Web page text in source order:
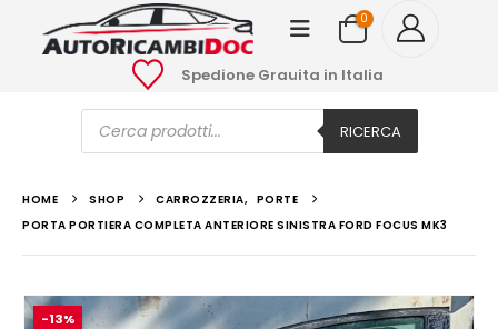
0
Spedione Grauita in Italia
Ricerca
prodotti RICERCA
HOME SHOP CARROZZERIA, PORTE
PORTA PORTIERA COMPLETA ANTERIORE SINISTRA FORD FOCUS MK3
-13%